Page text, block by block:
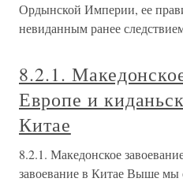
Ордынской Империи, ее
невиданным ранее
8.2.1.
Европе и
Китае
8.2.1. Македонское
завоевание в Китае Выше мы